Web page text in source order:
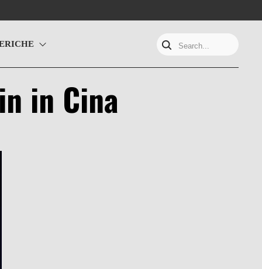
Search...
in Cina